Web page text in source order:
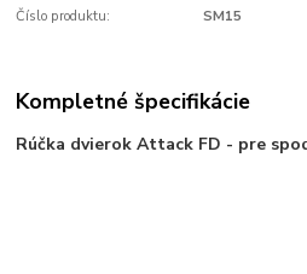
Číslo produktu: SM15
Kompletné špecifikácie
Rúčka dvierok Attack FD - pre